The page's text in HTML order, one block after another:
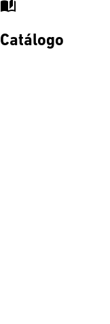
auto_stories
Catálogo